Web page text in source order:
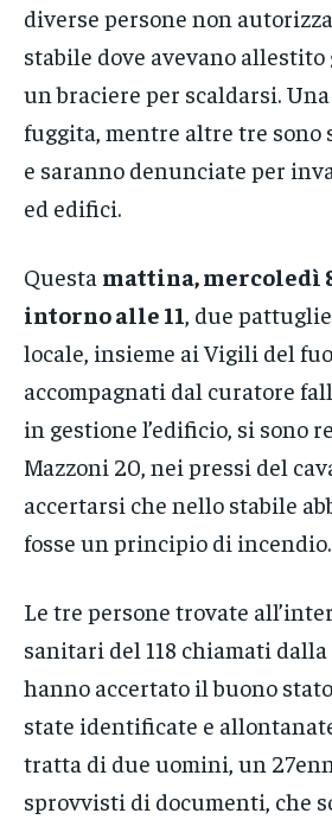
diverse persone non
stabile dove avevano allestito
un braciere per scaldarsi.
fuggita, mentre altre tre
e saranno denunciate per
ed edifici.
Questa mattina, mercoledì
intorno alle 11 , due
locale, insieme ai Vigili del
accompagnati dal curatore
in gestione l’edificio, si sono
Mazzoni 20, nei pressi del
accertarsi che nello stabile
fosse un principio di incendio.
Le tre persone trovate
sanitari del 118 chiamati
hanno accertato il buono
state identificate e
tratta di due uomini, un
sprovvisti di documenti, che